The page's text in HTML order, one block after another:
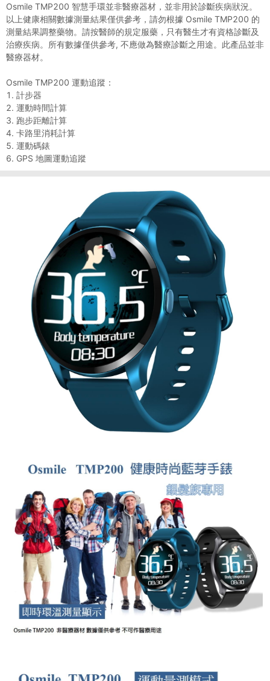
Osmile TMP200 智慧手環並非醫療器材，並非用於診斷疾病狀況。
以上健康相關數據測量結果僅供參考，請勿根據 Osmile TMP200 的
測量結果調整藥物。請按醫師的規定服藥，只有醫生才有資格診斷及
治療疾病。所有數據僅供參考, 不應做為醫療診斷之用途。此產品並非
醫療器材。
Osmile TMP200 運動追蹤：
1. 計步器
2. 運動時間計算
3. 跑步距離計算
4. 卡路里消耗計算
5. 運動碼錶